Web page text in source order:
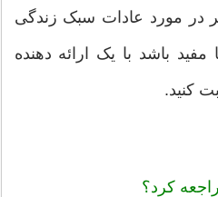
در مورد عادات سبک زندگی
باشد با یک ارائه دهنده
کنید.
کرد؟